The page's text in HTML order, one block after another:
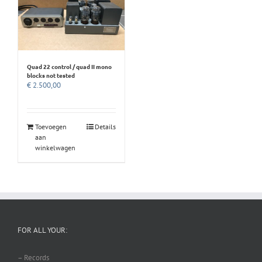
Quad 22 control / quad II mono
blocks not tested
€ 2.500,00
Toevoegen
aan
winkelwagen
Details
FOR ALL YOUR:
– Records